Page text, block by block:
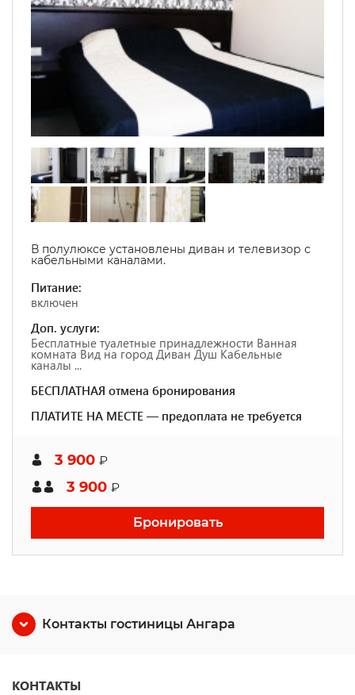
В полулюксе установлены диван и телевизор с
кабельными каналами.
Питание:
включен
Доп. услуги:
Бесплатные туалетные принадлежности Ванная
комната Вид на город Диван Душ Кабельные
каналы ...
БЕСПЛАТНАЯ отмена бронирования
ПЛАТИТЕ НА МЕСТЕ — предоплата не требуется
3 900 ₽
3 900 ₽
Бронировать
Контакты гостиницы Ангара
КОНТАКТЫ